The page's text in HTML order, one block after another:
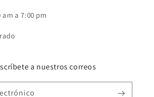
am a 7:00 pm
a nuestros correos